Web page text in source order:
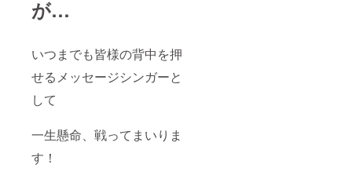
が…
いつまでも皆様の背中を押
せるメッセージシンガーと
して
一生懸命、戦ってまいりま
す！